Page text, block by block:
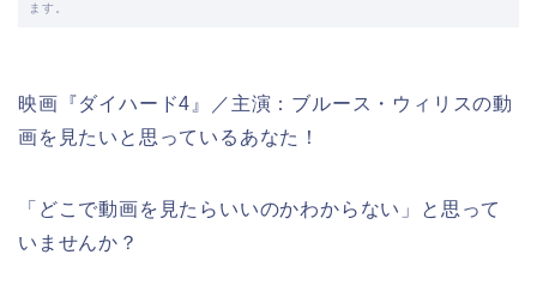
ます。
映画『ダイハード4』／主演：ブルース・ウィリスの動
画を見たいと思っているあなた！
「どこで動画を見たらいいのかわからない」と思って
いませんか？